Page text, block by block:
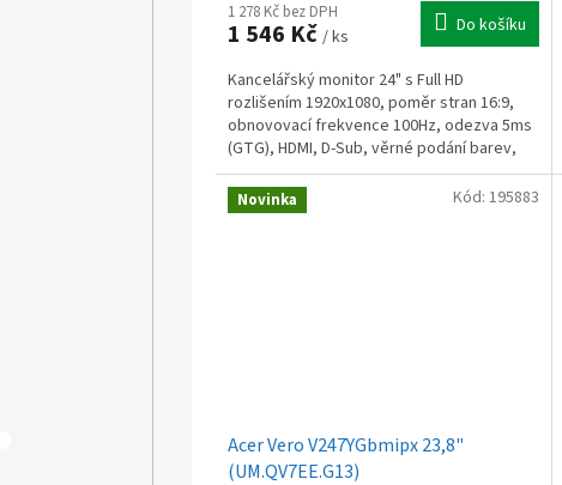
1 278 Kč bez DPH
1 546 Kč / ks Do košíku
Kancelářský monitor 24" s Full HD
rozlišením 1920x1080, poměr stran 16:9,
obnovovací frekvence 100Hz, odezva 5ms
(GTG), HDMI, D-Sub, věrné podání barev,
Eye Saver Mode, Eco...
Novinka
Acer Vero V247YGbmipx 23,8"
(UM.QV7EE.G13)
Kód: 195883